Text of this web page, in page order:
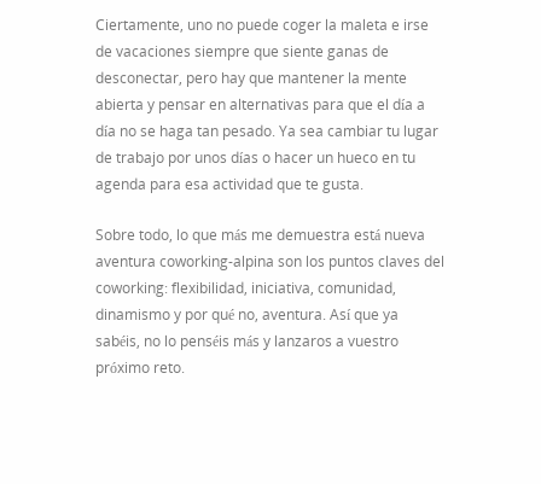
Ciertamente, uno no puede coger la maleta e irse
de vacaciones siempre que siente ganas de
desconectar, pero hay que mantener la mente
abierta y pensar en alternativas para que el día a
día no se haga tan pesado. Ya sea cambiar tu lugar
de trabajo por unos días o hacer un hueco en tu
agenda para esa actividad que te gusta.
Sobre todo, lo que más me demuestra está nueva
aventura coworking-alpina son los puntos claves del
coworking: flexibilidad, iniciativa, comunidad,
dinamismo y por qué no, aventura. Así que ya
sabéis, no lo penséis más y lanzaros a vuestro
próximo reto.